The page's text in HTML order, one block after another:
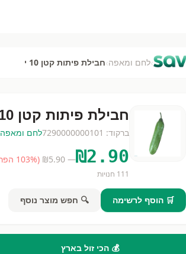
›לחם ומאפה›חבילת פיתות קטן 10 י
חבילת פיתות קטן 10 י
ברקוד: 7290000000101לחם ומאפה
₪2.90
— ₪
5.90
(
103% הפרש)
111 חנויות
🛒 הוסף לרשימה 🔍 חפש מוצר נוסף
💰 הכי זול בארץ